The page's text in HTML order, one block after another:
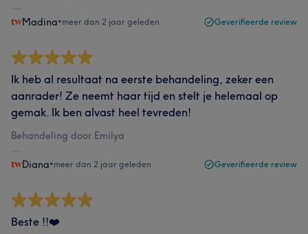
Madina•meer dan 2 jaar geleden Geverifieerde review
Ik heb al resultaat na eerste behandeling, zeker een
aanrader! Ze neemt haar tijd en stelt je helemaal op
gemak. Ik ben alvast heel tevreden!
Behandeling door Emilya
Diana•meer dan 2 jaar geleden Geverifieerde review
Beste !!❤️